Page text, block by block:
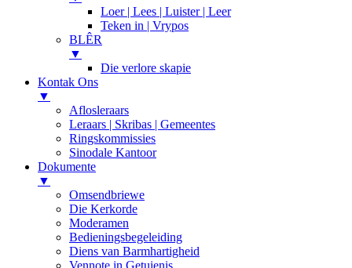
Loer | Lees | Luister | Leer
Teken in | Vrypos
BLÊR
▼
Die verlore skapie
Kontak Ons
▼
Aflosleraars
Leraars | Skribas | Gemeentes
Ringskommissies
Sinodale Kantoor
Dokumente
▼
Omsendbriewe
Die Kerkorde
Moderamen
Bedieningsbegeleiding
Diens van Barmhartigheid
Vennote in Getuienis